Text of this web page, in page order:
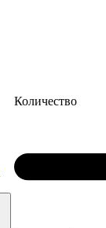
Количество